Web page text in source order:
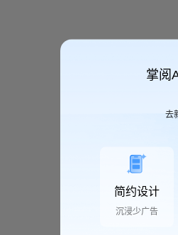
掌阅
去
简约设计
沉浸少广告